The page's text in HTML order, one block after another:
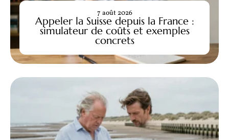
Appeler la Suisse depuis la France :
simulateur de coûts et exemples
concrets
7 août 2026